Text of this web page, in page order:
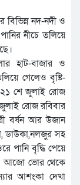
নদ-নদী ও
নীচে তলিয়ে
হাট-বাজার ও
গেলেও বৃষ্টি-
শে জুলাই রোজ
রোজ রবিবার
বর্ষন আর উজান
ডাউকা,নলজুর সহ
পানি বৃদ্ধি পেয়ে
আজো ভোর থেকে
আশংকা দেখা